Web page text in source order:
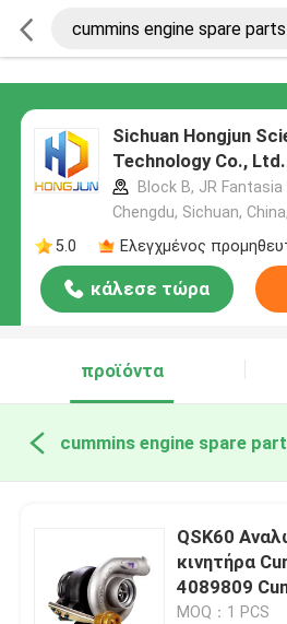
Sichuan Hongjun
Technology Co., Ltd.
Block B, JR
Chengdu, Sichuan,
5.0
Ελεγχμένος
κάλεσε τώρα
προϊόντα
QSK60
κινητήρα
4089809
MOQ：1 PCS